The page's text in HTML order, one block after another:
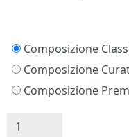
Prezzo
Composizione
Composizione
Composizione